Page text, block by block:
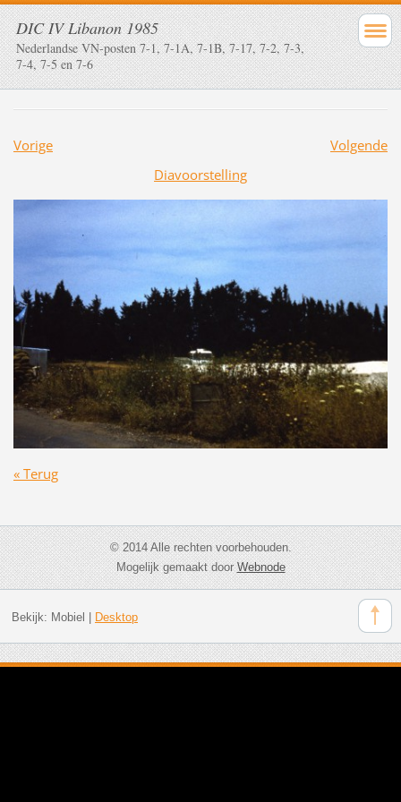
DIC IV Libanon 1985
Nederlandse VN-posten 7-1, 7-1A, 7-1B, 7-17, 7-2, 7-3,
7-4, 7-5 en 7-6
Vorige
Volgende
Diavoorstelling
« Terug
© 2014 Alle rechten voorbehouden.
Mogelijk gemaakt doorWebnode
Bekijk: Mobiel Desktop